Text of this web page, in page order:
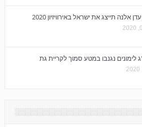
אלנה תייצג את ישראל באירוויזיון 2020